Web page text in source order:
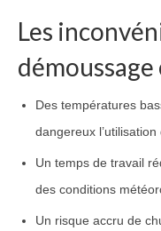
Les
Des températures
dangereux
Un temps de travail
des conditions
Un risque accru de